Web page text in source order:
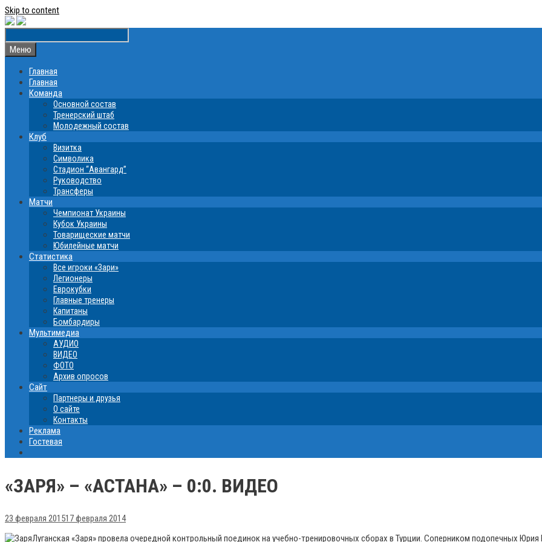
Skip to content
Меню
Главная
Главная
Команда
Основной состав
Тренерский штаб
Молодежный состав
Клуб
Визитка
Символика
Стадион “Авангард”
Руководство
Трансферы
Матчи
Чемпионат Украины
Кубок Украины
Товарищеские матчи
Юбилейные матчи
Статистика
Все игроки «Зари»
Легионеры
Еврокубки
Главные тренеры
Капитаны
Бомбардиры
Мультимедиа
АУДИО
ВИДЕО
ФОТО
Архив опросов
Сайт
Партнеры и друзья
О сайте
Контакты
Реклама
Гостевая
«ЗАРЯ» – «АСТАНА» – 0:0. ВИДЕО
23 февраля 201517 февраля 2014
Луганская «Заря» провела очередной контрольный поединок на учебно-тренировочных сборах в Турции. Соперником подопечных